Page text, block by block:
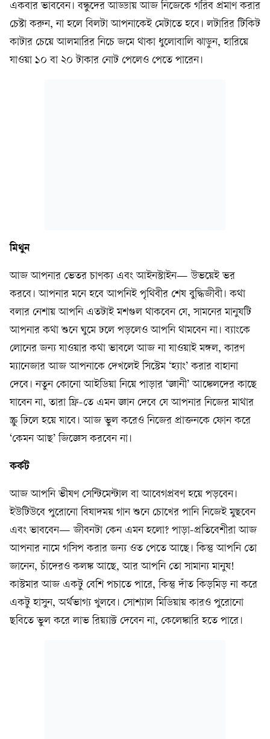
একবার ভাববেন। বন্ধুদের আড্ডায় আজ নিজেকে গরিব প্রমাণ করার
চেষ্টা করুন, না হলে বিলটা আপনাকেই মেটাতে হবে। লটারির টিকিট
কাটার চেয়ে আলমারির নিচে জমে থাকা ধুলোবালি ঝাড়ুন, হারিয়ে
যাওয়া ১০ বা ২০ টাকার নোট পেলেও পেতে পারেন।
মিথুন
আজ আপনার ভেতর চাণক্য এবং আইনস্টাইন— উভয়েই ভর
করবে। আপনার মনে হবে আপনিই পৃথিবীর শেষ বুদ্ধিজীবী। কথা
বলার নেশায় আপনি এতটাই মশগুল থাকবেন যে, সামনের মানুষটি
আপনার কথা শুনে ঘুমে ঢলে পড়লেও আপনি থামবেন না। ব্যাংকে
লোনের জন্য যাওয়ার কথা ভাবলে আজ না যাওয়াই মঙ্গল, কারণ
ম্যানেজার আজ আপনাকে দেখলেই সিস্টেম ‘হ্যাং’ করার বাহানা
দেবে। নতুন কোনো আইডিয়া নিয়ে পাড়ার ‘জ্ঞানী’ আঙ্কেলদের কাছে
যাবেন না, তারা ফ্রি-তে এমন জ্ঞান দেবে যে আপনার নিজের মাথার
স্ক্রু ঢিলে হয়ে যাবে। আজ ভুল করেও নিজের প্রাক্তনকে ফোন করে
‘কেমন আছ’ জিজ্ঞেস করবেন না।
কর্কট
আজ আপনি ভীষণ সেন্টিমেন্টাল বা আবেগপ্রবণ হয়ে পড়বেন।
ইউটিউবে পুরোনো বিষাদময় গান শুনে চোখের পানি নিজেই মুছবেন
এবং ভাববেন— জীবনটা কেন এমন হলো? পাড়া-প্রতিবেশীরা আজ
আপনার নামে গসিপ করার জন্য ওত পেতে আছে। কিন্তু আপনি তো
জানেন, চাঁদেরও কলঙ্ক আছে, আর আপনি তো সামান্য মানুষ!
কাস্টমার আজ একটু বেশি পচাতে পারে, কিন্তু দাঁত কিড়মিড় না করে
একটু হাসুন, অর্থভাগ্য খুলবে। সোশ্যাল মিডিয়ায় কারও পুরোনো
ছবিতে ভুল করে লাভ রিয়্যাক্ট দেবেন না, কেলেঙ্কারি হতে পারে।